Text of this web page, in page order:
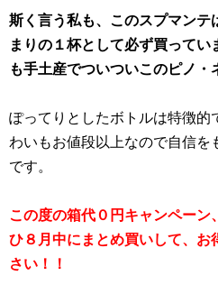
斯く言う私も、このスプマンテ
まりの１杯として必ず買ってい
も手土産でついついこのピノ・
ぽってりとしたボトルは特徴的
わいもお値段以上なので自信を
です。
この度の箱代０円キャンペーン
ひ８月中にまとめ買いして、お
さい！！